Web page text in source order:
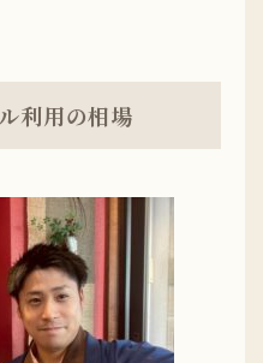
利用の相場